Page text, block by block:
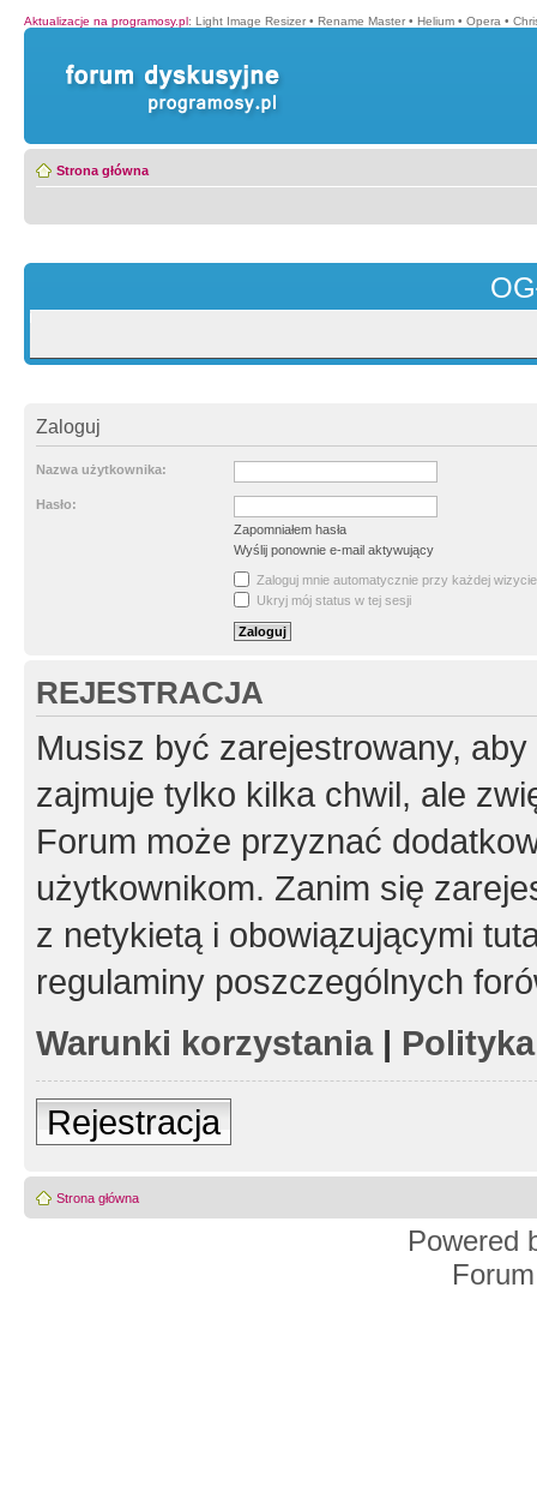
Aktualizacje na programosy.pl: Light Image Resizer • Rename Master • Helium • Opera •
Strona główna
Zaloguj
Nazwa użytkownika:
Hasło:
Zapomniałem hasła
Wyślij ponownie e-mail aktywujący
Zaloguj mnie automatycznie przy każdej wizycie
Ukryj mój status w tej sesji
REJESTRACJA
Musisz być zarejestrowany,
zajmuje tylko kilka chwil, ale
Forum może przyznać
użytkownikom. Zanim się
z netykietą i obowiązującymi
regulaminy poszczególnych
Warunki korzystania|
Rejestracja
Strona główna
Powered